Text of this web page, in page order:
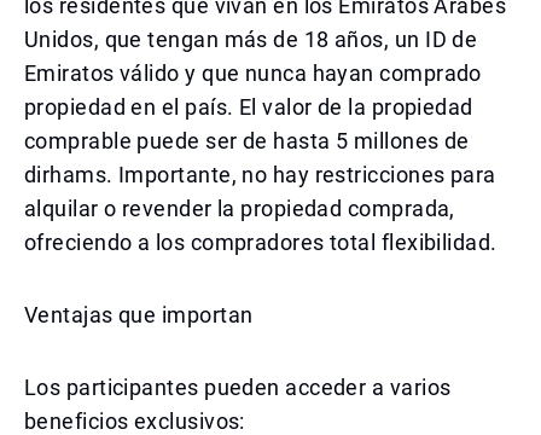
los residentes que vivan en los Emiratos Árabes
Unidos, que tengan más de 18 años, un ID de
Emiratos válido y que nunca hayan comprado
propiedad en el país. El valor de la propiedad
comprable puede ser de hasta 5 millones de
dirhams. Importante, no hay restricciones para
alquilar o revender la propiedad comprada,
ofreciendo a los compradores total flexibilidad.
Ventajas que importan
Los participantes pueden acceder a varios
beneficios exclusivos: